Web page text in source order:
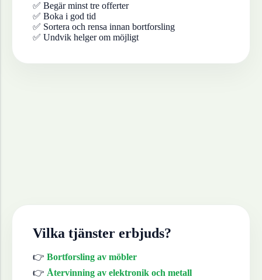
✅ Begär minst tre offerter
✅ Boka i god tid
✅ Sortera och rensa innan bortforsling
✅ Undvik helger om möjligt
Vilka tjänster erbjuds?
👉 Bortforsling av möbler
👉 Återvinning av elektronik och metall